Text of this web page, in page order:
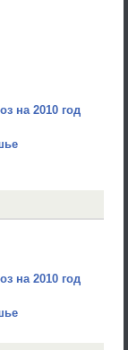
на 2010 год
на 2010 год